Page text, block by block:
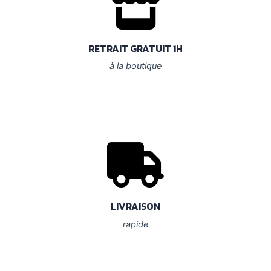
RETRAIT GRATUIT 1H
à la boutique
LIVRAISON
rapide